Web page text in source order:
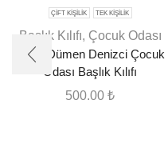
ÇIFT KIŞILIK TEK KIŞILIK
Başlık Kılıfı, Çocuk Odası
Çapa Dümen Denizci Çocuk
Odası Başlık Kılıfı
500.00₺